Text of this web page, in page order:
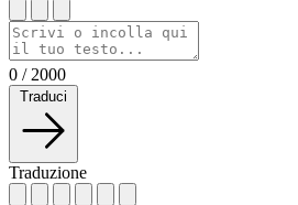
0 / 2000
Traduci
Traduzione